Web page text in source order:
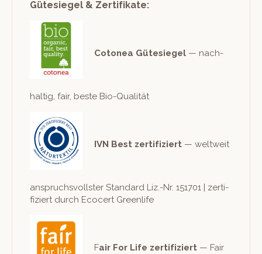
Gütesiegel & Zertifikate:
Cotonea Güte­siegel — nach­
haltig, fair, beste Bio-Qualität
IVN Best zer­ti­fiziert — weltweit
anspruchsvoll­ster Stan­dard Liz.-Nr. 151701 | zer­ti­
fiziert durch Eco­cert Greenlife
Fair For Life zer­ti­fiziert — Fair